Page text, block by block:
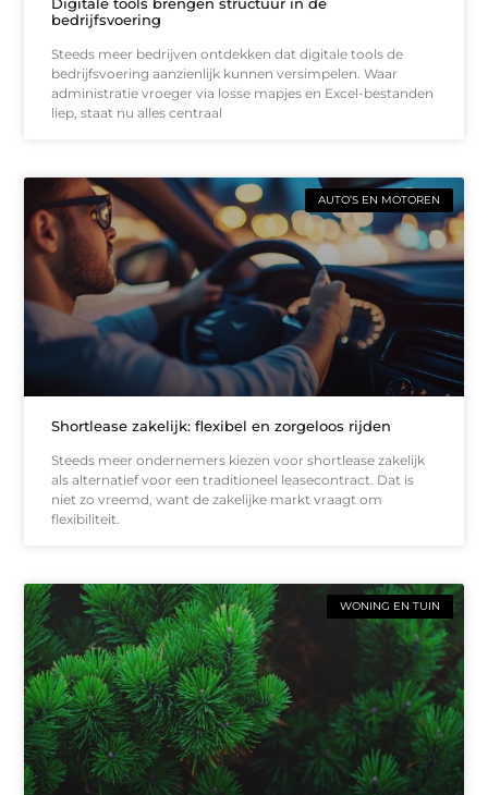
bedrijfsvoering
Steeds meer bedrijven ontdekken dat digitale tools de
bedrijfsvoering aanzienlijk kunnen versimpelen. Waar
administratie vroeger via losse mapjes en Excel-bestanden
liep, staat nu alles centraal
AUTO’S EN MOTOREN
Shortlease zakelijk: flexibel en zorgeloos rijden
Steeds meer ondernemers kiezen voor shortlease zakelijk
als alternatief voor een traditioneel leasecontract. Dat is
niet zo vreemd, want de zakelijke markt vraagt om
flexibiliteit.
WONING EN TUIN